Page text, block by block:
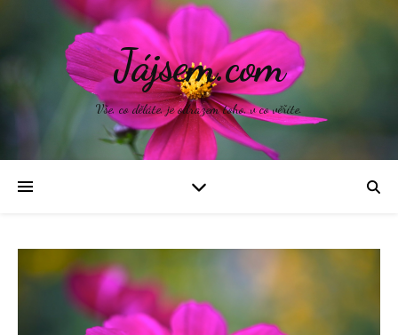
Jájsem.com
Vše, co děláte, je odrazem toho, v co věříte.